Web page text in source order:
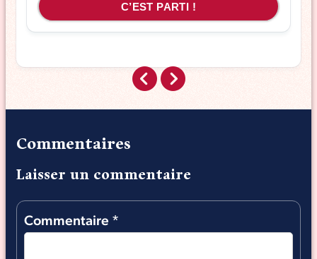
C’EST PARTI !
Commentaires
Laisser un commentaire
Commentaire *